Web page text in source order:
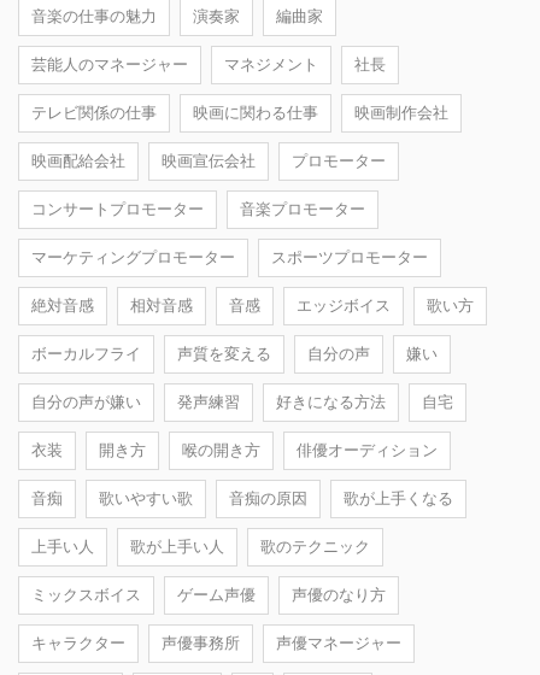
音楽の仕事の魅力 演奏家 編曲家
芸能人のマネージャー マネジメント 社長
テレビ関係の仕事 映画に関わる仕事 映画制作会社
映画配給会社 映画宣伝会社 プロモーター
コンサートプロモーター 音楽プロモーター
マーケティングプロモーター スポーツプロモーター
絶対音感 相対音感 音感 エッジボイス 歌い方
ボーカルフライ 声質を変える 自分の声 嫌い
自分の声が嫌い 発声練習 好きになる方法 自宅
衣装 開き方 喉の開き方 俳優オーディション
音痴 歌いやすい歌 音痴の原因 歌が上手くなる
上手い人 歌が上手い人 歌のテクニック
ミックスボイス ゲーム声優 声優のなり方
キャラクター 声優事務所 声優マネージャー